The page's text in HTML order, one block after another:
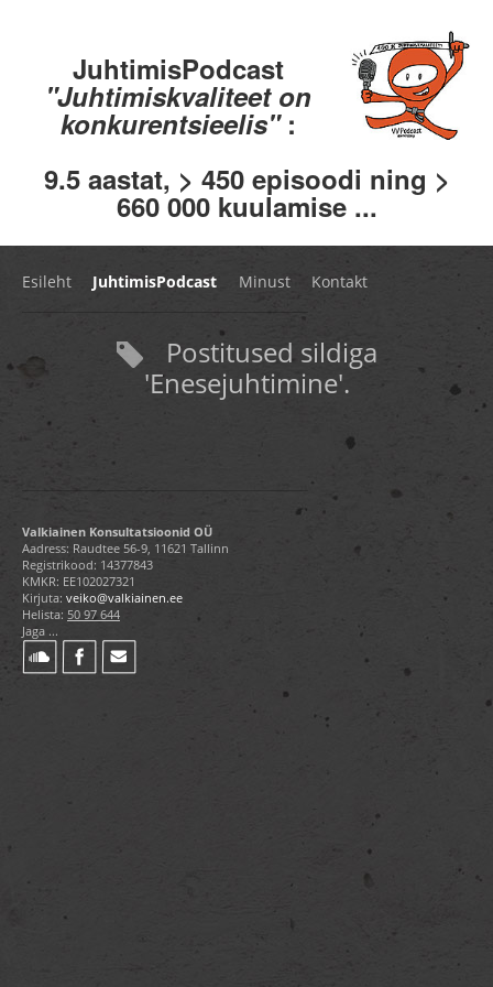
JuhtimisPodcast
"Juhtimiskvaliteet on
konkurentsieelis" :
9.5 aastat, > 450 episoodi ning >
660 000 kuulamise ...
Esileht JuhtimisPodcast Minust Kontakt
Postitused sildiga
'Enesejuhtimine'.
Valkiainen Konsultatsioonid OÜ
Aadress: Raudtee 56-9, 11621 Tallinn
Registrikood: 14377843
KMKR: EE102027321
Kirjuta: veiko@valkiainen.ee
Helista: 50 97 644
Jaga ...